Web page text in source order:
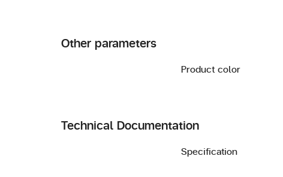
Other parameters
Product color
Technical Documentation
Specification